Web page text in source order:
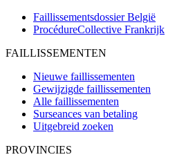
Faillissementsdossier België
ProcédureCollective Frankrijk
FAILLISSEMENTEN
Nieuwe faillissementen
Gewijzigde faillissementen
Alle faillissementen
Surseances van betaling
Uitgebreid zoeken
PROVINCIES